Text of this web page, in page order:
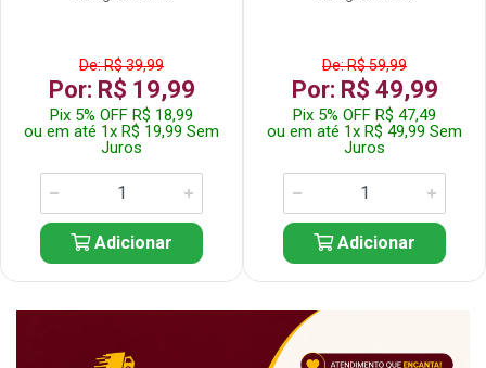
De: R$ 39,99
Por: R$ 19,99
Pix 5% OFF R$ 18,99
ou em até 1x R$ 19,99 Sem
Juros
Adicionar
De: R$ 59,99
Por: R$ 49,99
Pix 5% OFF R$ 47,49
ou em até 1x R$ 49,99 Sem
Juros
Adicionar